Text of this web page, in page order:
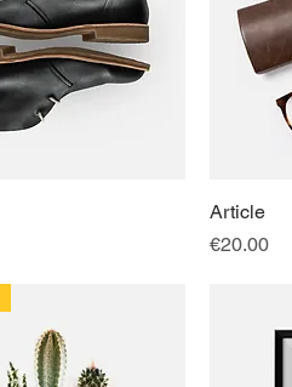
Article
價格
€20.00